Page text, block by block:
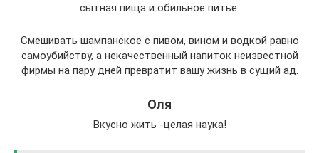
сытная пища и обильное питье.
Смешивать шампанское с пивом, вином и водкой равно
самоубийству, а некачественный напиток неизвестной
фирмы на пару дней превратит вашу жизнь в сущий ад.
Оля
Вкусно жить -целая наука!